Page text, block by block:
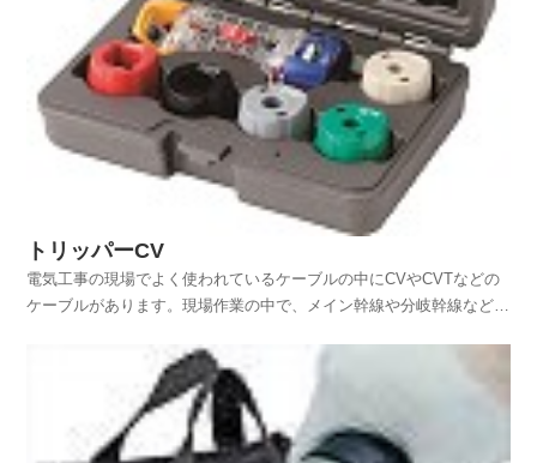
トリッパーCV
電気工事の現場でよく使われているケーブルの中にCVやCVTなどの
ケーブルがあります。現場作業の中で、メイン幹線や分岐幹線など
の電源ケーブルとしても使われることがあり、電気工事士なら日常的
に取り扱ってると思いきます。配線段階では、ケーブルを...